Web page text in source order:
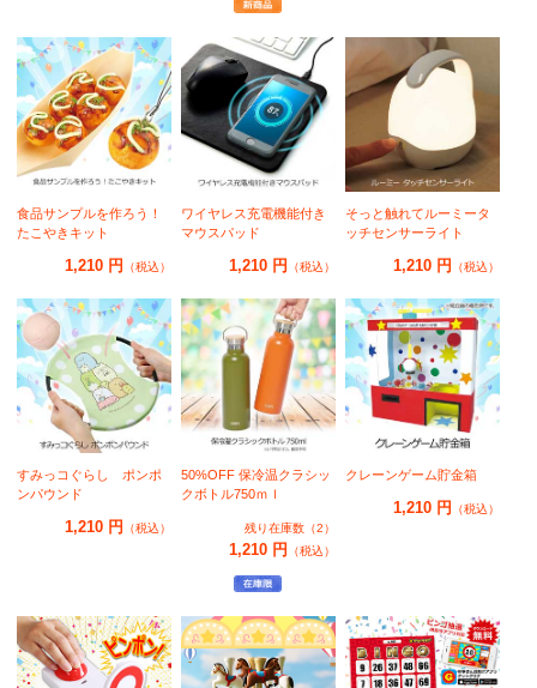
食品サンプルを作ろう！
たこやきキット
1,210 円 （税込）
ワイヤレス充電機能付き
マウスパッド
1,210 円 （税込）
そっと触れてルーミータ
ッチセンサーライト
1,210 円 （税込）
すみっコぐらし ポンポ
ンパウンド
1,210 円 （税込）
50%OFF 保冷温クラシッ
クボトル750ｍｌ
残り在庫数（2）
1,210 円 （税込）
クレーンゲーム貯金箱
1,210 円 （税込）